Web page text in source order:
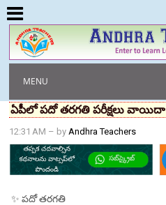
MENU
ఏపీలో పదో తరగతి పరీక్షలు వాయిదా
12:31 AM – byAndhra Teachers
✨ పదో తరగతి